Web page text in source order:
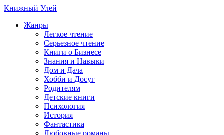
Книжный Улей
Жанры
Легкое чтение
Серьезное чтение
Книги о Бизнесе
Знания и Навыки
Дом и Дача
Хобби и Досуг
Родителям
Детские книги
Психология
История
Фантастика
Любовные романы